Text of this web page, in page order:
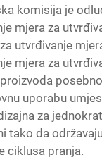
komisija je
mjera za
utvrđivanje
mjera za
uporabu
za
tako da
ciklusa pranja.